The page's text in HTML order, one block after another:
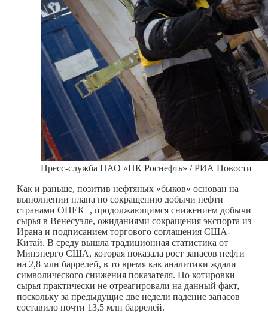
Пресс-служба ПАО «НК Роснефть» / РИА Новости
Как и раньше, позитив нефтяных «быков» основан на
выполнении плана по сокращению добычи нефти
странами ОПЕК+, продолжающимся снижением добычи
сырья в Венесуэле, ожиданиями сокращения экспорта из
Ирана и подписанием торгового соглашения США-
Китай. В среду вышла традиционная статистика от
Минэнерго США, которая показала рост запасов нефти
на 2,8 млн баррелей, в то время как аналитики ждали
символического снижения показателя. Но котировки
сырья практически не отреагировали на данный факт,
поскольку за предыдущие две недели падение запасов
составило почти 13,5 млн баррелей.